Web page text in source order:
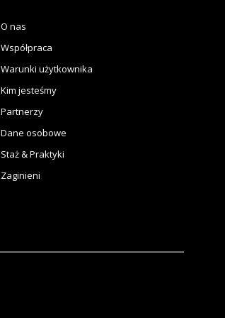
O nas
Współpraca
Warunki użytkownika
Kim jesteśmy
Partnerzy
Dane osobowe
Staż & Praktyki
Zaginieni